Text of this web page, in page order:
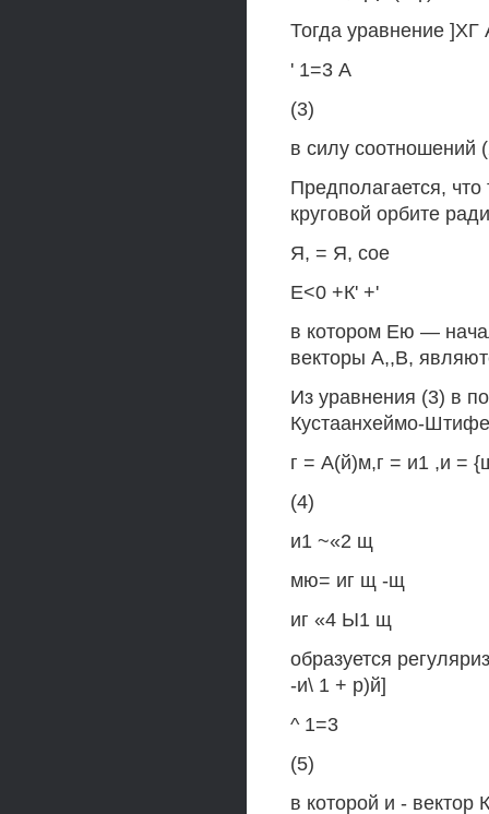
Тогда уравнение
' 1=3 А
(3)
в силу соотношений
Предполагается,
круговой орбите
Я, = Я, сое
Е<0 +К' +'
в котором Ею —
векторы А,,В,
Из уравнения (3) в
Кустаанхеймо-
г = А(й)м,г = и1 ,и =
(4)
и1 ~«2 щ
мю= иг щ -щ
иг «4 Ы1 щ
образуется
-и\ 1 + р)й]
^ 1=3
(5)
в которой и - вектор